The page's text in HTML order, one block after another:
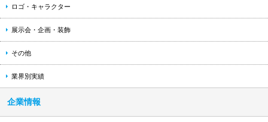
ロゴ・キャラクター
展示会・企画・装飾
その他
業界別実績
企業情報